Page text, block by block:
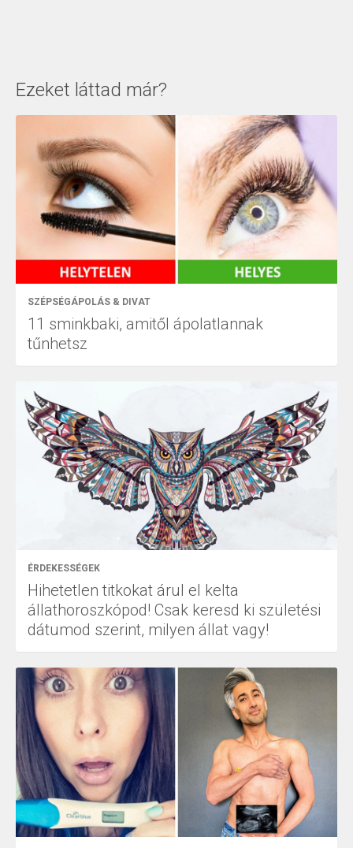
Ezeket láttad már?
SZÉPSÉGÁPOLÁS & DIVAT
11 sminkbaki, amitől ápolatlannak
tűnhetsz
ÉRDEKESSÉGEK
Hihetetlen titkokat árul el kelta
állathoroszkópod! Csak keresd ki születési
dátumod szerint, milyen állat vagy!